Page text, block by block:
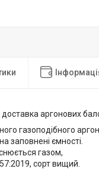
аргонових
газоподібного
заповнені ємності.
газом,
сорт вищий.